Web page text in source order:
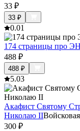
33 ₽
33 ₽
0.01
174 страницы про
488 ₽
488 ₽
5.03
Акафист Святому
Николаю II
300 ₽